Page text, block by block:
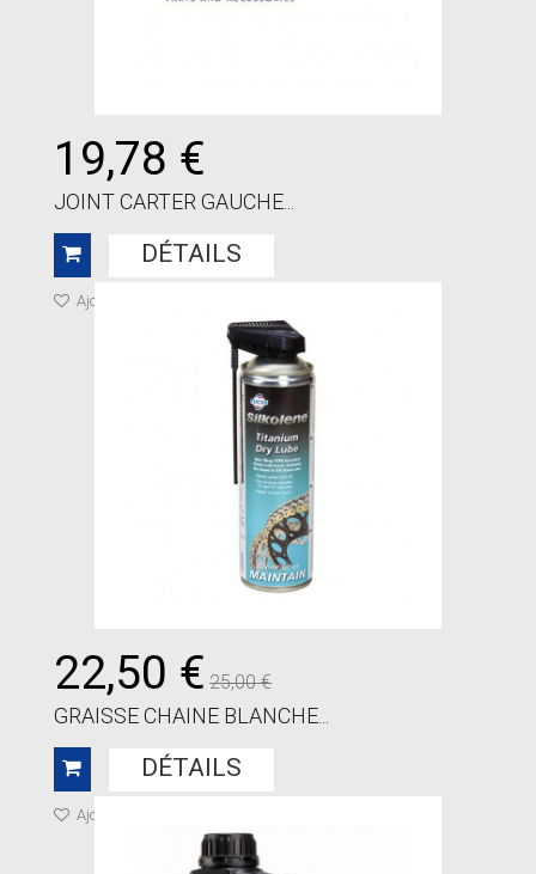
19,78 €
JOINT CARTER GAUCHE...
DÉTAILS
Ajouter à ma liste de cadeaux
22,50 € 25,00 €
GRAISSE CHAINE BLANCHE...
DÉTAILS
Ajouter à ma liste de cadeaux